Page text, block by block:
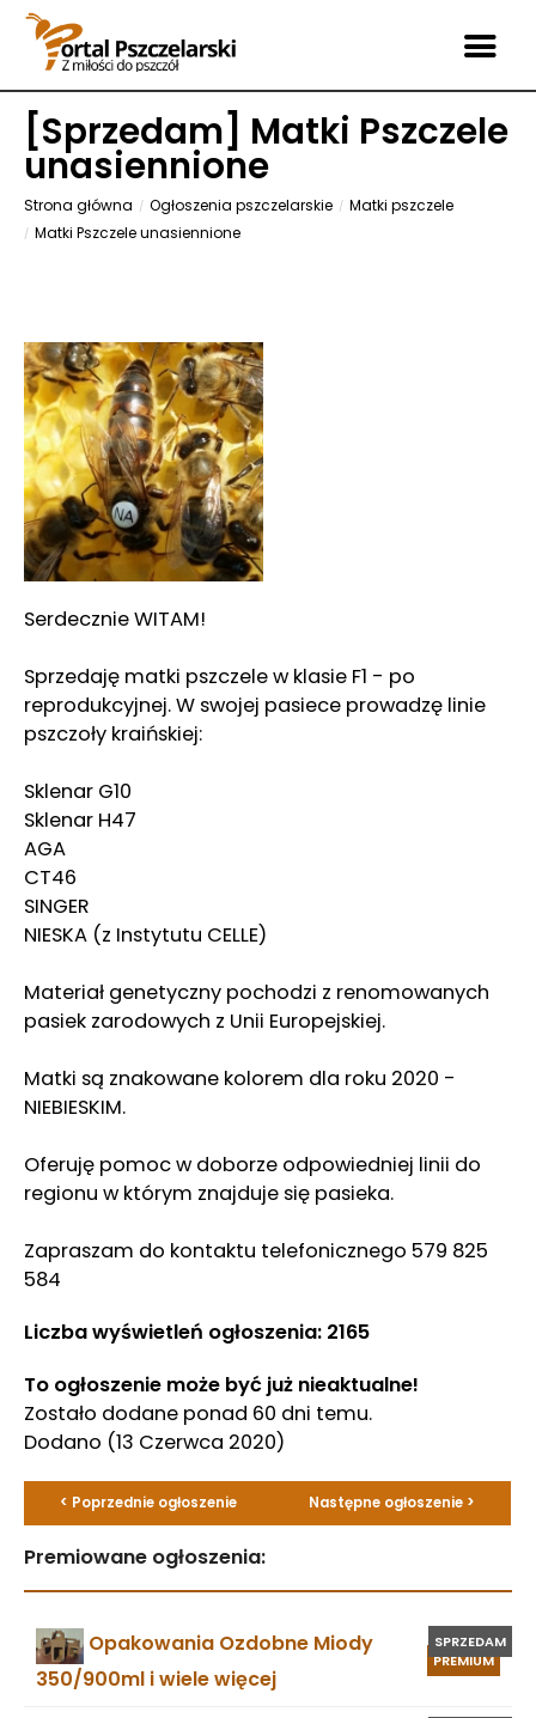
[Sprzedam] Matki Pszczele
unasiennione
Strona główna Ogłoszenia pszczelarskie
Matki pszczele
Matki Pszczele unasiennione
Serdecznie WITAM!
Sprzedaję matki pszczele w klasie F1 - po
reprodukcyjnej. W swojej pasiece prowadzę linie
pszczoły kraińskiej:
Sklenar G10
Sklenar H47
AGA
CT46
SINGER
NIESKA (z Instytutu CELLE)
Materiał genetyczny pochodzi z renomowanych
pasiek zarodowych z Unii Europejskiej.
Matki są znakowane kolorem dla roku 2020 -
NIEBIESKIM.
Oferuję pomoc w doborze odpowiedniej linii do
regionu w którym znajduje się pasieka.
Zapraszam do kontaktu telefonicznego 579 825
584
Liczba wyświetleń ogłoszenia: 2165
To ogłoszenie może być już nieaktualne!
Zostało dodane ponad 60 dni temu.
Dodano (13 Czerwca 2020)
< Poprzednie ogłoszenie Następne ogłoszenie >
Premiowane ogłoszenia:
PREMIUM
SPRZEDAM
Opakowania Ozdobne Miody
350/900ml i wiele więcej